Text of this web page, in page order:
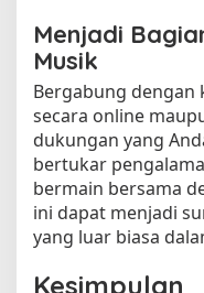
Menjadi
Musik
Bergabung dengan
secara online
dukungan yang
bertukar
bermain bersama
ini dapat menjadi
yang luar biasa
Kesimpulan